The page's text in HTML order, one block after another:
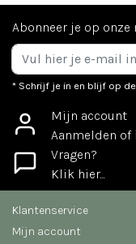
Abonneer je op
* Schrijf je in en blijf op
Mijn account
Aanmelden of
Vragen?
Klik hier...
Klantenservice
Mijn account